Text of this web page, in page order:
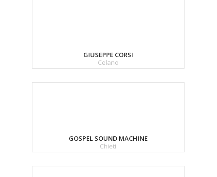
GIUSEPPE CORSI
Celano
GOSPEL SOUND MACHINE
Chieti